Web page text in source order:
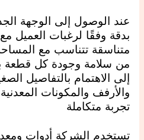
عند الوصول إلى الوجهة
بدقة وفقًا لرغبات العميل
متناسقة تتناسب مع
من سلامة وجودة كل قطعة
إلى الاهتمام بالتفاصيل
والأرفف والمكونات
تجربة متكاملة
تستخدم الشركة أدوات